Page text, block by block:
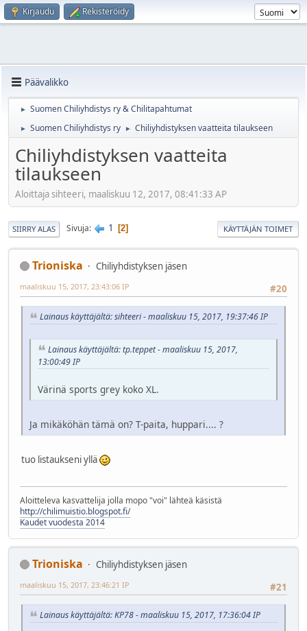
Kirjaudu Rekisteröidy
Päävalikko
► Suomen Chiliyhdistys ry & Chilitapahtumat
► Suomen Chiliyhdistys ry ► Chiliyhdistyksen vaatteita tilaukseen
Chiliyhdistyksen vaatteita
tilaukseen
Aloittaja sihteeri, maaliskuu 12, 2017, 08:41:33 AP
SIIRRY ALAS Sivuja 1 2 KÄYTTÄJÄN TOIMET
Trioniska
Chiliyhdistyksen jäsen
#20
maaliskuu 15, 2017, 23:43:06 IP
Lainaus käyttäjältä: sihteeri - maaliskuu 15, 2017, 19:37:46 IP
Lainaus käyttäjältä: tp.teppet - maaliskuu 15, 2017,
13:00:49 IP
Värinä sports grey koko XL.
Ja mikäköhän tämä on? T-paita, huppari.... ?
tuo listaukseni yllä
Aloitteleva kasvattelija jolla mopo "voi" lähteä käsistä
http://chilimuistio.blogspot.fi/
Kaudet vuodesta 2014
Trioniska
Chiliyhdistyksen jäsen
#21
maaliskuu 15, 2017, 23:46:21 IP
Lainaus käyttäjältä: KP78 - maaliskuu 15, 2017, 17:36:04 IP